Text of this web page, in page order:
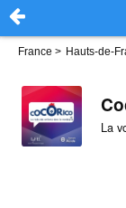
France > Hauts-de-
La